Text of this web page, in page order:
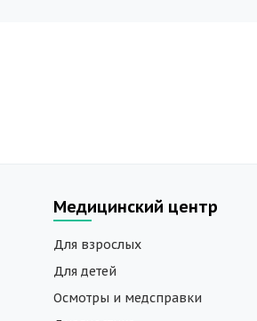
Медицинский центр
Для взрослых
Для детей
Осмотры и медсправки